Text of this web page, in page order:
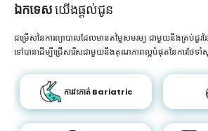
ឯកទេសយើងផ្តល់ជូន
ជម្រើសនៃការព្យាបាលដែលមានតម្លៃសមរម្យ ជាមួយនឹងគ្រប់ជួរនៃ
ទៅបានដើម្បីជ្រើសរើសជាមួយនឹងគុណភាពល្អបំផុតនៃការថែទាំ
ការវះកាត់ Bariatric